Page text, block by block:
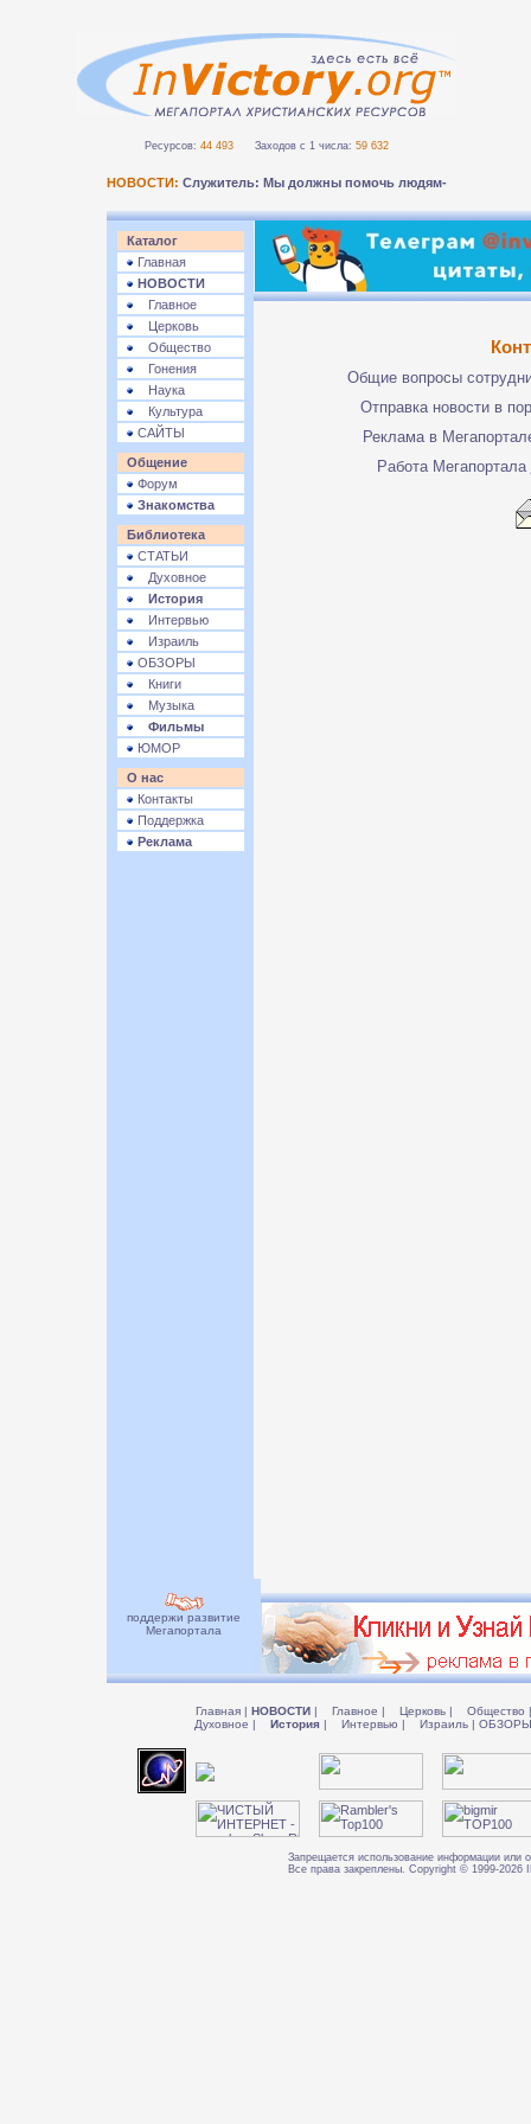
Ресурсов: 44 493 Заходов с 1 числа: 59 632
НОВОСТИ: Служитель: Мы должны помочь людям безо_
Каталог
Главная
НОВОСТИ
Главное
Церковь
Общество
Гонения
Наука
Культура
САЙТЫ
Общение
Форум
Знакомства
Библиотека
СТАТЬИ
Духовное
История
Интервью
Израиль
ОБЗОРЫ
Книги
Музыка
Фильмы
ЮМОР
О нас
Контакты
Поддержка
Реклама
Общие вопросы
Отправка новости в
Реклама в
Работа Мегапортала
поддержи развитие
Мегапортала
Главная | НОВОСТИ | Главное | Церковь | Общество |
Духовное | История | Интервью | Израиль |
Запрещается использование информации или
Все права закреплены. Copyright © 1999-